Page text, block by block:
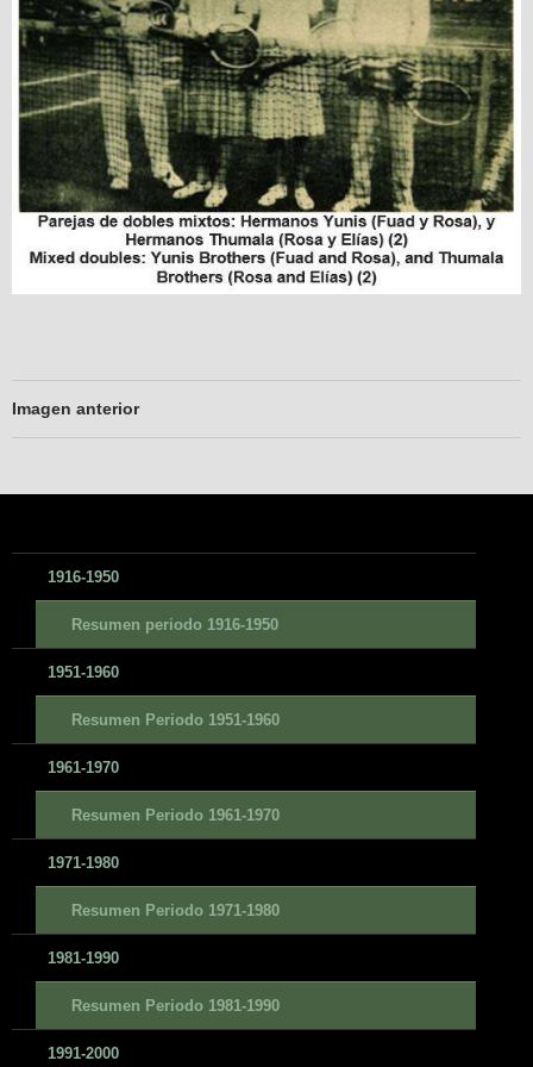
Imagen anterior
1916-1950
Resumen periodo 1916-1950
1951-1960
Resumen Periodo 1951-1960
1961-1970
Resumen Periodo 1961-1970
1971-1980
Resumen Periodo 1971-1980
1981-1990
Resumen Periodo 1981-1990
1991-2000